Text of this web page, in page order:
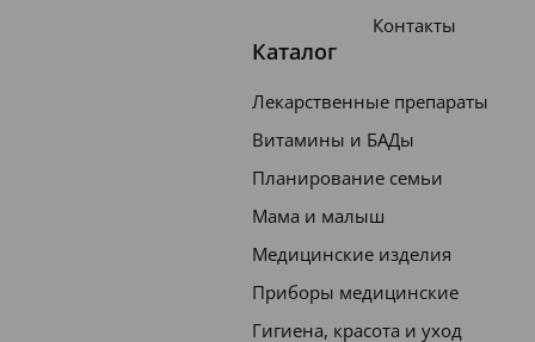
Контакты
Каталог
Лекарственные препараты
Витамины и БАДы
Планирование семьи
Мама и малыш
Медицинские изделия
Приборы медицинские
Гигиена, красота и уход